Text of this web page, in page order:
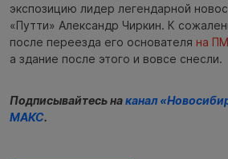
экспозицию лидер легендарной
«Путти» Александр Чиркин. К
после переезда его основателя на
а здание после этого и вовсе снесли.
Подписывайтесь наканал
МАКС.